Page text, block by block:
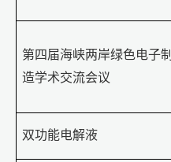
第四届海峡两岸绿色电子制
造学术交流会议
双功能电解液